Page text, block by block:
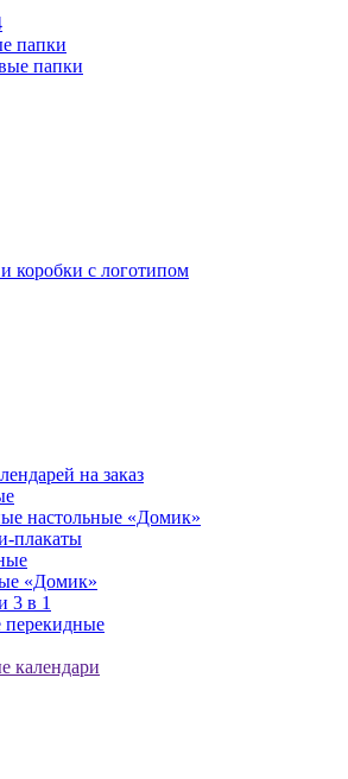
папки
папки
коробки с логотипом
на заказ
настольные «Домик»
плакаты
«Домик»
3 в 1
перекидные
календари